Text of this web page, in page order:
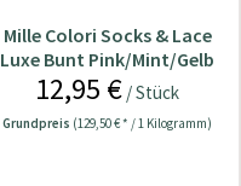
Mille Colori Socks & Lace
Luxe Bunt Pink/Mint/Gelb
Lang Yarns Wolle
12,95 € / Stück
Grundpreis (129,50 € * / 1 Kilogramm)